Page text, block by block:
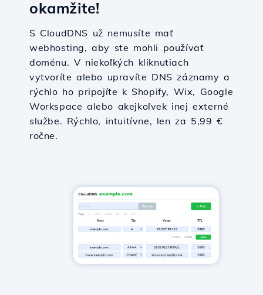
okamžite!
S CloudDNS už nemusíte mať
webhosting, aby ste mohli používať
doménu. V niekoľkých kliknutiach
vytvoríte alebo upravíte DNS záznamy a
rýchlo ho pripojíte k Shopify, Wix, Google
Workspace alebo akejkoľvek inej externé
službe. Rýchlo, intuitívne, len za 5,99 €
ročne.